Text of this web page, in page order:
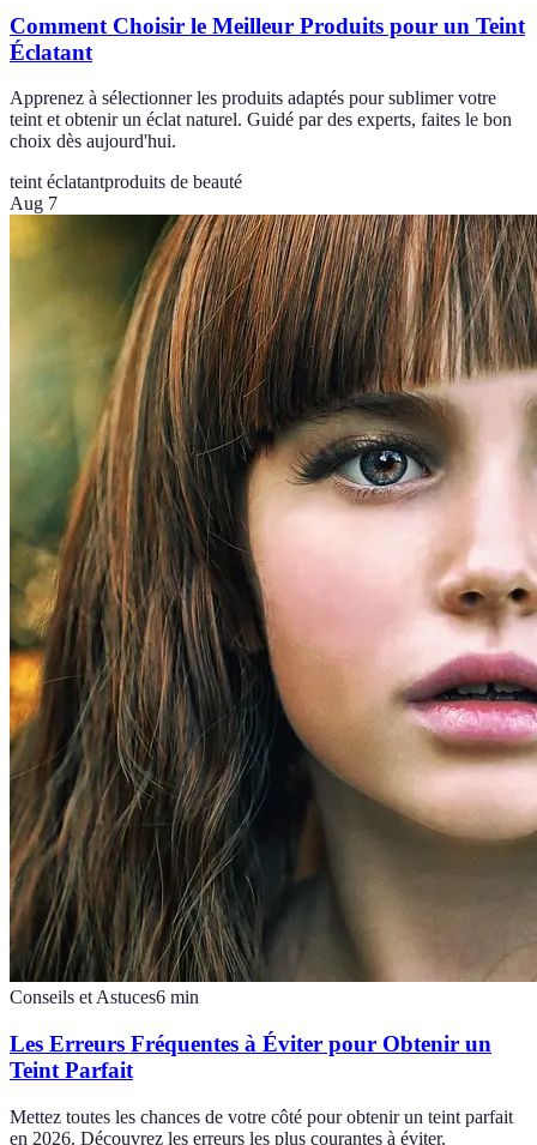
Comment Choisir le Meilleur Produits pour un Teint
Éclatant
Apprenez à sélectionner les produits adaptés pour sublimer votre
teint et obtenir un éclat naturel. Guidé par des experts, faites le bon
choix dès aujourd'hui.
teint éclatantproduits de beauté
Aug 7
Conseils et Astuces6 min
Les Erreurs Fréquentes à Éviter pour Obtenir un
Teint Parfait
Mettez toutes les chances de votre côté pour obtenir un teint parfait
en 2026. Découvrez les erreurs les plus courantes à éviter.